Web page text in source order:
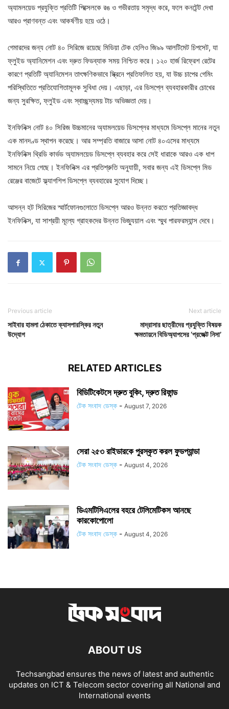
অ্যামলয়েড প্রযুক্তি প্রতিটি পিক্সেলকে রঙ ও গভীরতায় সমৃদ্ধ করে, ফলে কনটেন্ট দেখা
আরও প্রাণবন্ত এবং আকর্ষণীয় হয়ে ওঠে।
গেমারদের জন্য নোট ৪০ সিরিজে রয়েছে মিডিয়া টেক হেলিও জি৯৯ আলটিমেট চিপসেট, যা
ফ্লুইড অ্যানিমেশন এবং দ্রুত ফিডব্যাক সময় নিশ্চিত করে। ১২০ হার্জ রিফ্রেশ রেটের
কারণে প্রতিটি অ্যানিমেশন তাৎক্ষণিকভাবে স্ক্রিনে প্রতিফলিত হয়, যা উচ্চ চাপের গেমিং
পরিস্থিতিতে প্রতিযোগিতামূলক সুবিধা দেয়। এছাড়া, এর ডিসপ্লে ব্যবহারকারীর চোখের
জন্য সুরক্ষিত, ফ্লুইড এবং স্বাচ্ছন্দ্যময় টাচ অভিজ্ঞতা দেয়।
ইনফিনিক্স নোট ৪০ সিরিজ উচ্চমানের অ্যামলয়েড ডিসপ্লের মাধ্যমে ডিসপ্লে মানের নতুন
এক মানদণ্ড স্থাপন করেছে। আর সম্প্রতি বাজারে আসা নোট ৪০এসের মাধ্যমে
ইনফিনিক্স থ্রিডি কার্ভড অ্যামলয়েড ডিসপ্লে ব্যবহার করে সেই ধারাকে আরও এক ধাপ
সামনে নিয়ে গেছে। ইনফিনিক্স এর প্রতিশ্রুতি অনুযায়ী, সবার জন্য এই ডিসপ্লে মিড
রেঞ্জের বাজেটে ফ্ল্যাগশিপ ডিসপ্লে ব্যবহারের সুযোগ দিচ্ছে।
আসন্ন হট সিরিজের স্মার্টফোনগুলোতে ডিসপ্লে আরও উন্নত করতে প্রতিজ্ঞাবদ্ধ
ইনফিনিক্স, যা সাশ্রয়ী মূল্যে গ্রাহকদের উন্নত ভিজ্যুয়াল এবং স্মুথ পারফরম্যান্স দেবে।
Previous article
সাইবার হামলা ঠেকাতে ক্যাসপারস্কির নতুন
উদ্যোগ
Next article
মাদ্রাসার ছাত্রীদের প্রযুক্তি বিষয়ক
ক্ষমতায়নে বিডিঅ্যাপসের ‘প্রজেক্ট নিসা’
RELATED ARTICLES
বিডিটিকেটসে দ্রুত বুকিং, দ্রুত রিফান্ড
টেক সংবাদ ডেস্ক - August 7, 2026
সেরা ২৫৩ রাইডারকে পুরস্কৃত করল ফুডপ্যান্ডা
টেক সংবাদ ডেস্ক - August 4, 2026
ডিএমটিসিএলের বহরে টেলিমেটিকস আনছে
কারকোপোলো
টেক সংবাদ ডেস্ক - August 4, 2026
ABOUT US
Techsangbad ensures the news of latest and authentic
updates on ICT & Telecom sector covering all National and
International events